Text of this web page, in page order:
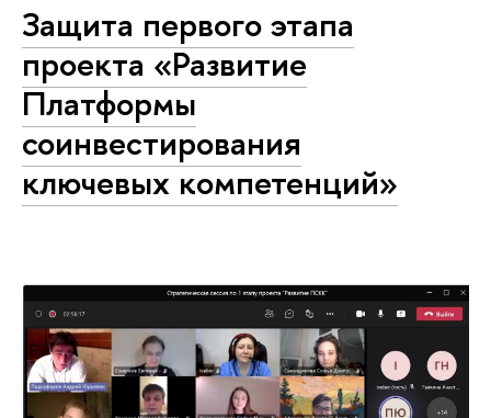
Защита первого этапа
проекта «Развитие
Платформы
соинвестирования
ключевых компетенций»